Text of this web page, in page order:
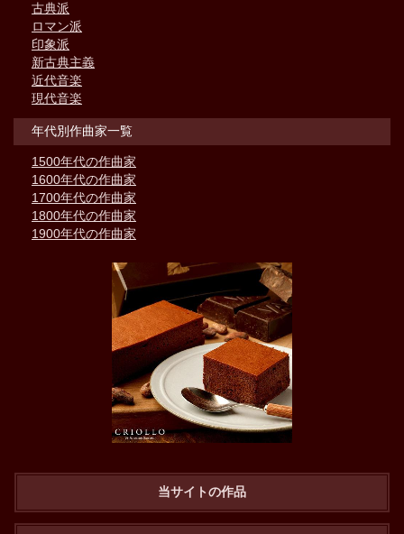
古典派
ロマン派
印象派
新古典主義
近代音楽
現代音楽
年代別作曲家一覧
1500年代の作曲家
1600年代の作曲家
1700年代の作曲家
1800年代の作曲家
1900年代の作曲家
当サイトの作品